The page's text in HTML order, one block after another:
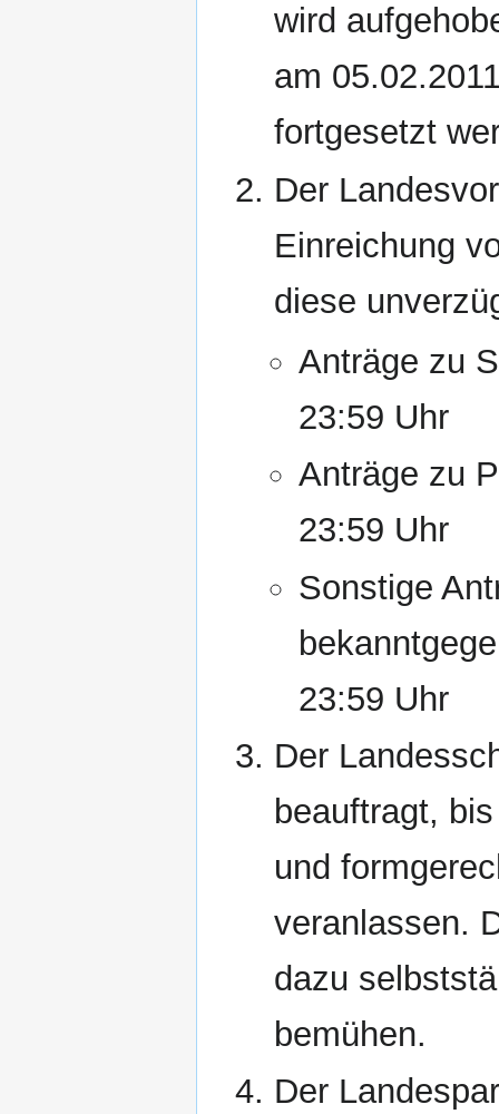
wird
am
fortgesetzt
Der
Einreichung
diese
Anträge zu
23:59 Uhr
Anträge zu
23:59 Uhr
Sonstige
23:59 Uhr
Der
beauftragt,
und
veranlassen.
dazu
bemühen.
Der